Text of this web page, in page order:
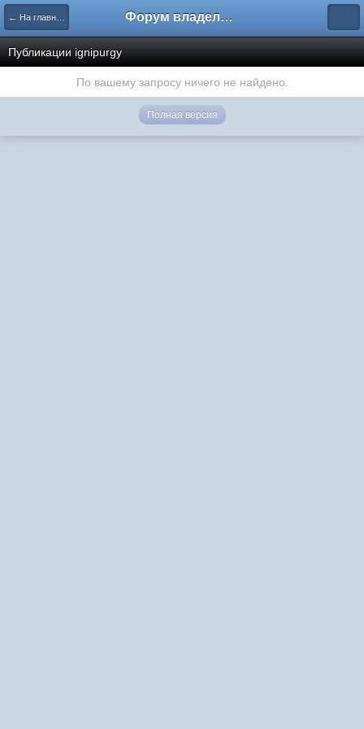
← На главную Форум владельцев интернет-магазинов
Публикации ignipurgy
По вашему запросу ничего не найдено.
Полная версия